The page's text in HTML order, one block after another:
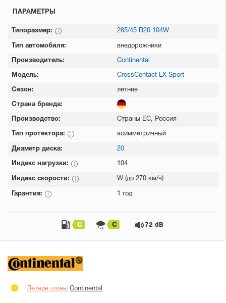
ПАРАМЕТРЫ
Типоразмер: 265/45 R20 104W
Тип автомобиля: внедорожники
Производитель: Continental
Модель: CrossContact LX Sport
Сезон: летние
Страна бренда:
Производство: Страны ЕС, Россия
Тип протектора: асимметричный
Диаметр диска: 20
Индекс нагрузки: 104
Индекс скорости: W (до 270 км/ч)
Гарантия: 1 год
C C 72 dB
Летние шины Continental